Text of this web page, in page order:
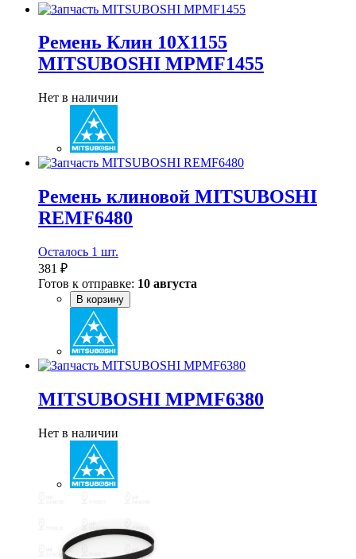
Ремень Клин 10X1155
MITSUBOSHI MPMF1455
Нет в наличии
Ремень клиновой MITSUBOSHI
REMF6480
Осталось 1 шт.
381 ₽
Готов к отправке: 10 августа
В корзину
MITSUBOSHI MPMF6380
Нет в наличии